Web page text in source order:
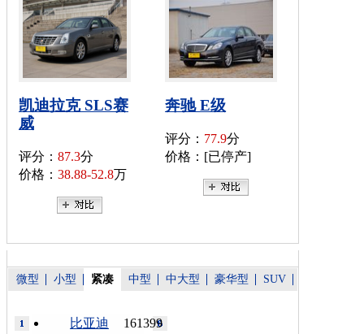
凯迪拉克 SLS赛
威
评分： 87.3分
价格： 38.88-52.8万
奔驰 E级
评分： 77.9分
价格：[已停产]
微型 小型 紧凑 中型 中大型 豪华型 SUV
161399
比亚迪